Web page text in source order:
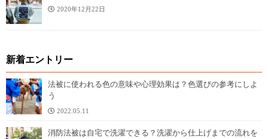
2020年12月22日
新着エントリー
法被に使われる色の意味や心理効果は？色選びの参考にしよ
う
2022.05.11
消防法被は自宅で洗濯できる？洗濯から仕上げまでの流れを